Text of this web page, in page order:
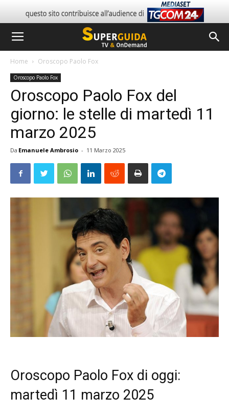
Home Oroscopo Paolo Fox
Oroscopo Paolo Fox
Oroscopo Paolo Fox del
giorno: le stelle di martedì 11
marzo 2025
Da Emanuele Ambrosio - 11 Marzo 2025
Oroscopo Paolo Fox di oggi:
martedì 11 marzo 2025